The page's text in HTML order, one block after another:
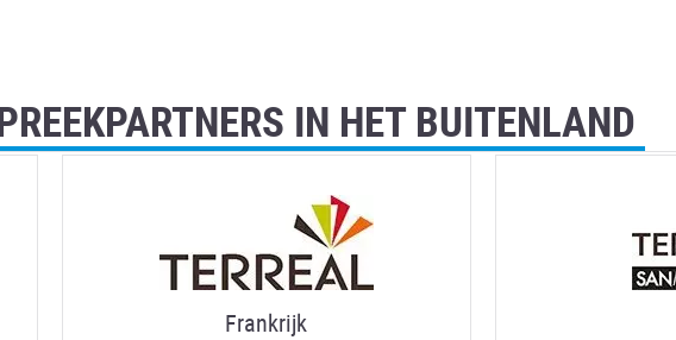
IN HET BUITENLAND
Frankrijk